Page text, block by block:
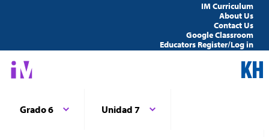
IM Curriculum
About Us
Contact Us
Google Classroom
Educators Register/Log in
Grado 6 Unidad 7